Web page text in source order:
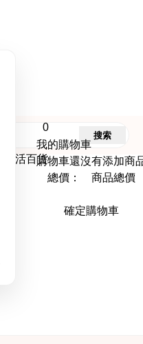
0
我的購物車
購物車還沒有添加商
總價： 商品總價
確定購物車
搜索